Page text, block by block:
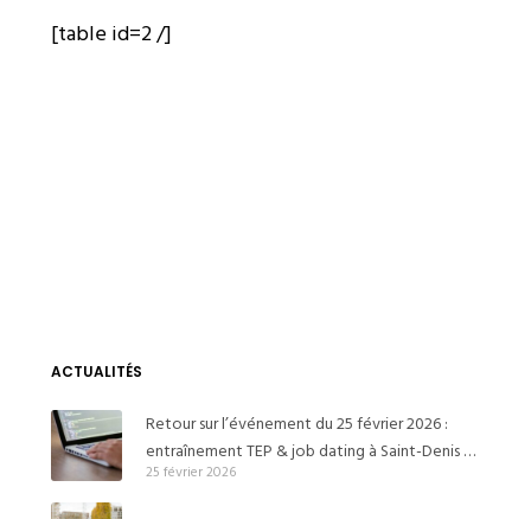
[table id=2 /]
ACTUALITÉS
Retour sur l’événement du 25 février 2026 :
entraînement TEP & job dating à Saint-Denis et
Pierrefitte
25 février 2026